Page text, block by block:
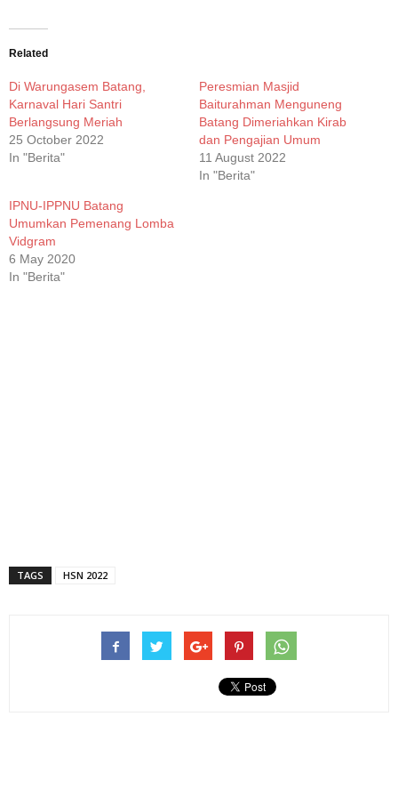
(Opens
new
Related
Di Warungasem Batang,
Karnaval Hari Santri
Berlangsung Meriah
25 October 2022
In "Berita"
Peresmian Masjid
Baiturahman Menguneng
Batang Dimeriahkan Kirab
dan Pengajian Umum
11 August 2022
In "Berita"
IPNU-IPPNU Batang
Umumkan Pemenang Lomba
Vidgram
6 May 2020
In "Berita"
TAGS HSN 2022